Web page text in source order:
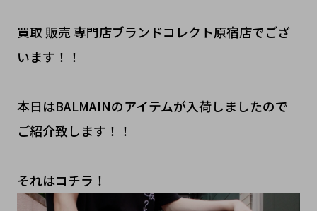
買取 販売 専門店ブランドコレクト原宿店でござ
います！！
本日はBALMAINのアイテムが入荷しましたので
ご紹介致します！！
それはコチラ！